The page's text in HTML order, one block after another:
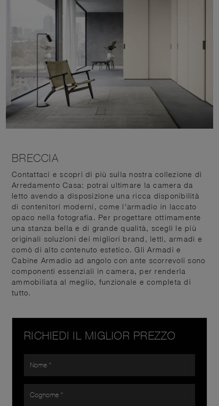
BRECCIA
Contattaci e scopri di più sulla nostra collezione di
Arredamento Casa: potrai ultimare la camera da
letto avendo a disposizione una ricca disponibilità
di contenitori moderni, come l'armadio in laccato
opaco nella fotografia. Per progettare ottimamente
una stanza bella e di grande qualità, scegli le più
originali soluzioni dei migliori brand, letti, armadi e
comò di alto contenuto estetico. Gli Armadi e
Cabine Armadio ad angolo con ante scorrevoli sono
componenti essenziali in camera, per renderla
ammobiliata al meglio, funzionale e completa di
tutto.
RICHIEDI IL MIGLIOR PREZZO